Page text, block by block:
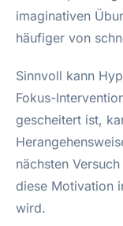
imaginativen
häufiger von
Sinnvoll kann
Fokus-
gescheitert ist,
nächsten
diese Motivation
wird.